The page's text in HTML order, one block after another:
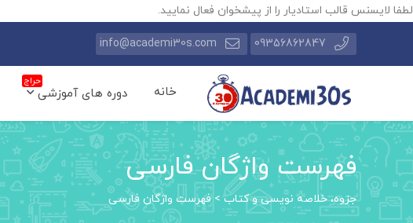
لطفا لایسنس قالب استادیار را از پیشخوان فعال نمایید.
09356862847
info@academi30s.com
خانه دوره های آموزشی
حراج
فهرست واژگان فارسی
جزوه، خلاصه نویسی و کتاب>فهرست واژگان فارسی